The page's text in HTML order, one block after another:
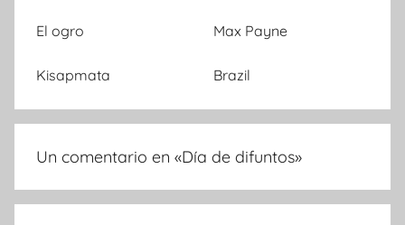
El ogro Max Payne
Kisapmata Brazil
Un comentario en «Día de difuntos»